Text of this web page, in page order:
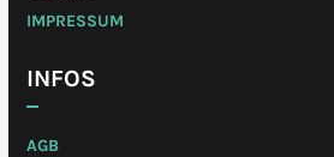
IMPRESSUM
INFOS
AGB